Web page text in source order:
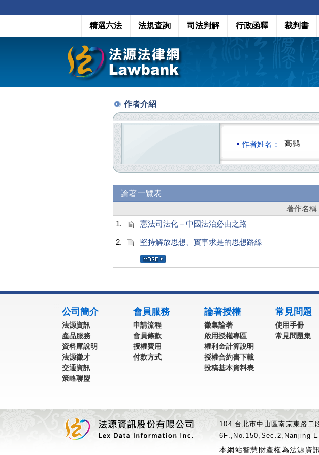
精選六法 法規查詢 司法判解 行政函釋 裁判書
作者介紹
作者姓名： 高鵬
論著一覽表
著作名稱
1.
憲法司法化－中國法治必由之路
2. 堅持解放思想、實事求是的思想路線
公司簡介
法源資訊
產品服務
資料庫說明
法源徵才
交通資訊
策略聯盟
會員服務
申請流程
會員條款
授權費用
付款方式
論著授權
徵集論著
啟用授權專區
權利金計算說明
授權合約書下載
投稿基本資料表
常見問題
使用手冊
常見問題集
104 台北市中山區南京東路二
6F.,No.150,Sec.2,Nanjing
本網站智慧財產權為法源資